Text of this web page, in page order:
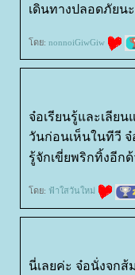
เดินทางปลอดภัยน
ดย: nonnoiGiwGiw
จ๋อเรียนรู้และเลีย
วันก่อนเห็นในทีวี
รู้จักเขี่ยพริกทิ้งอีกด้
ดย: ฟ้าใสวันใหม่
นี่เลยค่ะ จ๋อนั่งจกส้